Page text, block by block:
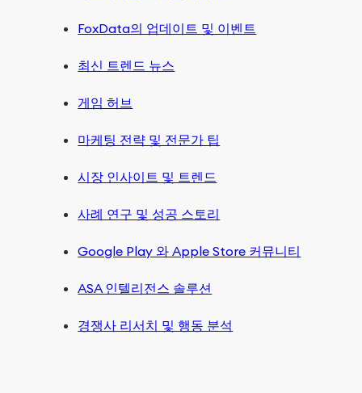
FoxData의 업데이트 및 이벤트
최신 트렌드 뉴스
게임 허브
마케팅 전략 및 전문가 팁
시장 인사이트 및 트렌드
사례 연구 및 성공 스토리
Google Play 와 Apple Store 커뮤니티
ASA 인텔리전스 솔루션
경쟁사 리서치 및 행동 분석